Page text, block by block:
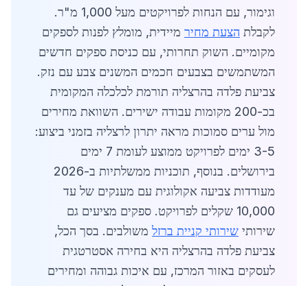
וגימור, עם הנחות לפרויקטים מעל 1,000 מ"ר.
לקבלת הצעת מחיר מיידית, מומלץ לפנות לספקים
מקומיים. השוק תחרותי, עם כניסת ספקים חדשים
המשתמשים בצבעים חכמים המשנים צבע עם נזק.
צביעת פלדה בהרצליה תורמת לכלכלה המקומית
בכ-200 מקומות עבודה ישירים. השוואת מחירים
מול ערים סמוכות מראה יתרון לרצליה בזמני ביצוע:
3-5 ימים לפרויקט ממוצע לעומת 7 ימים
בירושלים. בנוסף, תוכניות ממשלתיות ב-2026
מעודדות צביעה אקולוגית עם מענקים של עד
10,000 שקלים לפרויקט. ספקים מציעים גם
שירותי שירותי קניית ברזל משולבים. בסך הכל,
צביעת פלדה בהרצליה היא בחירה אסטרטגית
לעסקים באזור המרכז, עם איכות גבוהה ומחירים